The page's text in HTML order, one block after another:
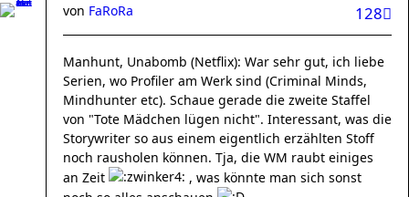
128
von FaRoRa
Manhunt, Unabomb (Netflix): War sehr gut, ich liebe
Serien, wo Profiler am Werk sind (Criminal Minds,
Mindhunter etc). Schaue gerade die zweite Staffel
von "Tote Mädchen lügen nicht". Interessant, was die
Storywriter so aus einem eigentlich erzählten Stoff
noch rausholen können. Tja, die WM raubt einiges
an Zeit
, was könnte man sich sonst